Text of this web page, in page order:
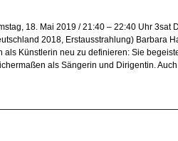
18. Mai 2019 / 21:40 – 22:40 Uhr 3sat
2018, Erstausstrahlung) Barbara
als Künstlerin neu zu definieren: Sie
als Sängerin und Dirigentin.